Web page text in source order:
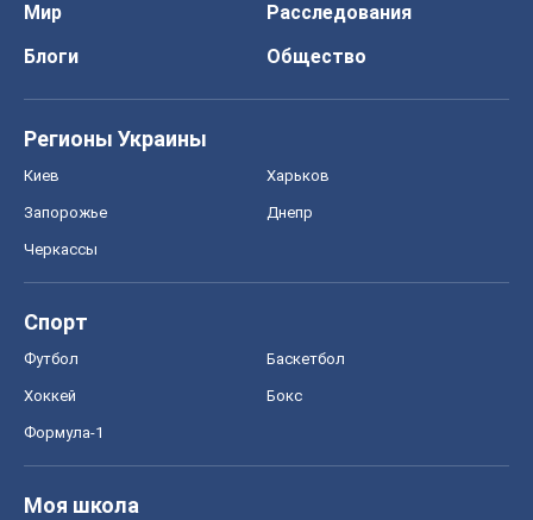
Мир
Расследования
Блоги
Общество
Регионы Украины
Киев Харьков
Запорожье Днепр
Черкассы
Спорт
Футбол Баскетбол
Хоккей Бокс
Формула-1
Моя школа